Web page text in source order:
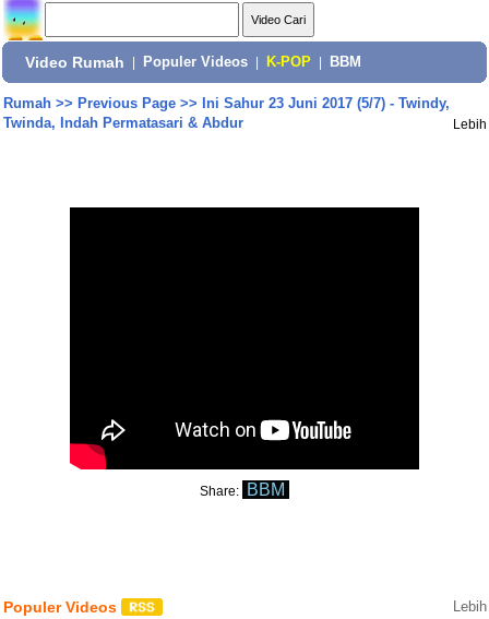
Video Rumah Populer Videos K-POP BBM
Rumah>> Previous Page>> Ini Sahur 23 Juni 2017 (5/7) - Twindy,
Twinda, Indah Permatasari & Abdur
Lebih
Share: BBM
Populer Videos Lebih